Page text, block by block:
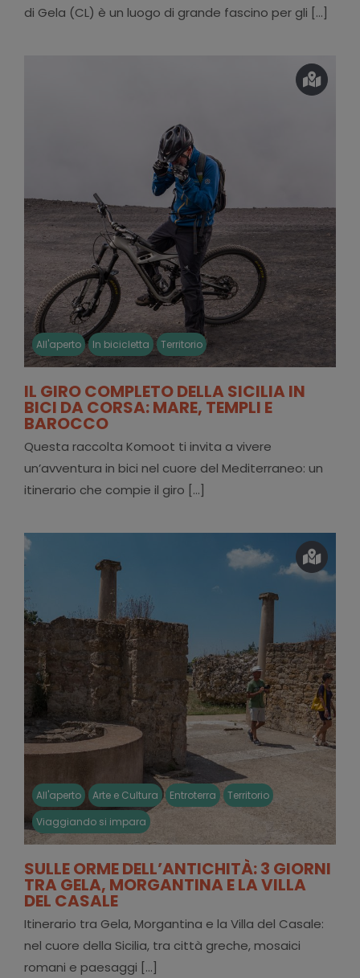
di Gela (CL) è un luogo di grande fascino per gli [...]
All'aperto In bicicletta Territorio
IL GIRO COMPLETO DELLA SICILIA IN
BICI DA CORSA: MARE, TEMPLI E
BAROCCO
Questa raccolta Komoot ti invita a vivere
un’avventura in bici nel cuore del Mediterraneo: un
itinerario che compie il giro [...]
All'aperto Arte e Cultura Entroterra
Territorio
Viaggiando si impara
SULLE ORME DELL’ANTICHITÀ: 3 GIORNI
TRA GELA, MORGANTINA E LA VILLA
DEL CASALE
Itinerario tra Gela, Morgantina e la Villa del Casale:
nel cuore della Sicilia, tra città greche, mosaici
romani e paesaggi [...]